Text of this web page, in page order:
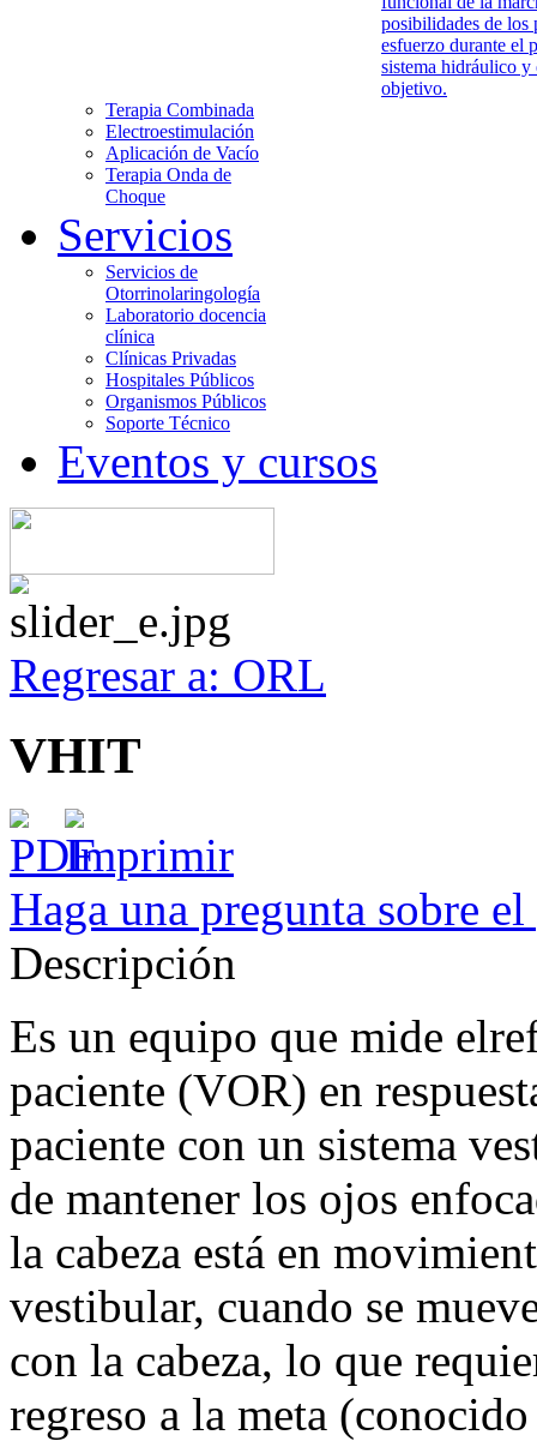
posibilidades de los
esfuerzo durante el
sistema hidráulico y
objetivo.
Terapia Combinada
Electroestimulación
Aplicación de Vacío
Terapia Onda de
Choque
Servicios
Servicios de
Otorrinolaringología
Laboratorio docencia
clínica
Clínicas Privadas
Hospitales Públicos
Organismos Públicos
Soporte Técnico
Eventos y cursos
Regresar a: ORL
VHIT
Haga una pregunta sobre
Descripción
Es un equipo que mide
paciente (VOR) en
paciente con un sistema
de mantener los ojos
la cabeza está en
vestibular, cuando se
con la cabeza, lo que
regreso a la meta